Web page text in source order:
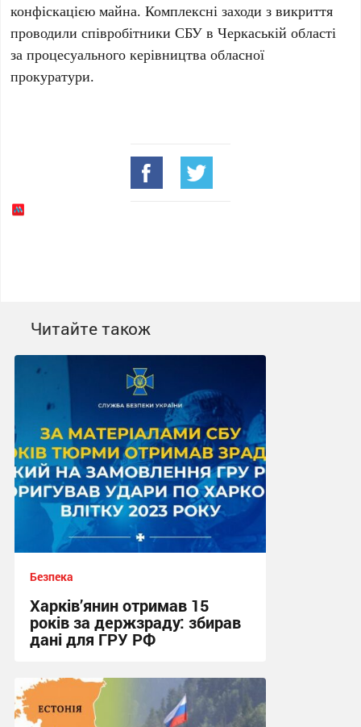
конфіскацією майна. Комплексні заходи з викриття
проводили співробітники СБУ вЧеркаській області
за процесуального керівництва обласної
прокуратури.
Читайте також
Безпека
Харків’янин отримав 15
років за держзраду: збирав
дані для ГРУ РФ
16:34, 7.08.2026